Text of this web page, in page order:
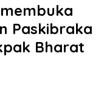
Paskibraka
Bharat